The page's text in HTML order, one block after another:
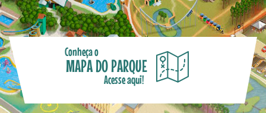
Conheça o
MAPA DO PARQUE
Acesse aqui!